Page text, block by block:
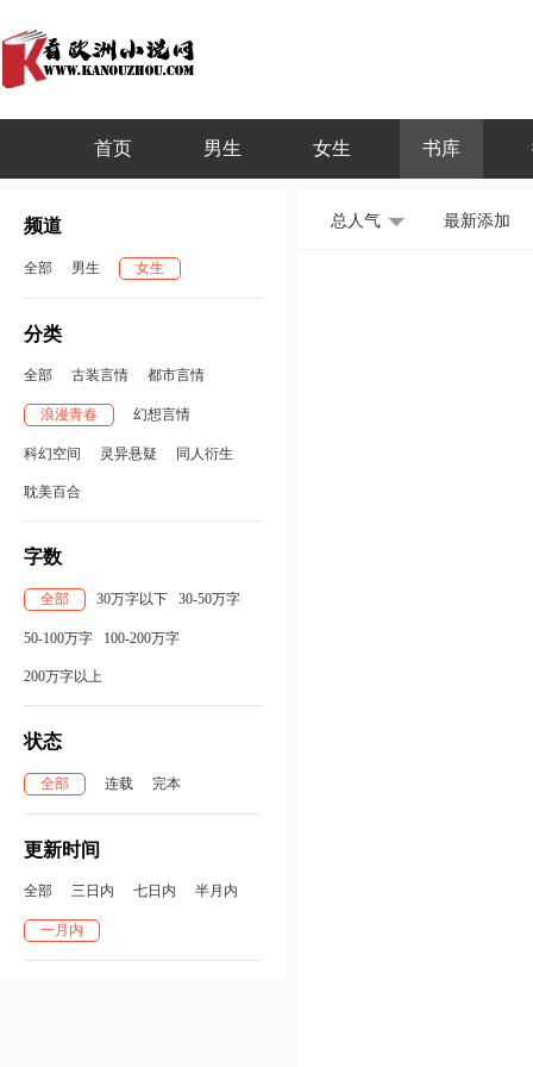
首页 男生 女生 书库
频道
全部 男生 女生
分类
全部 古装言情 都市言情
浪漫青春 幻想言情
科幻空间 灵异悬疑 同人衍生
耽美百合
字数
全部 30万字以下 30-50万字
50-100万字 100-200万字
200万字以上
状态
全部 连载 完本
更新时间
全部 三日内 七日内 半月内
一月内
总人气 最新添加